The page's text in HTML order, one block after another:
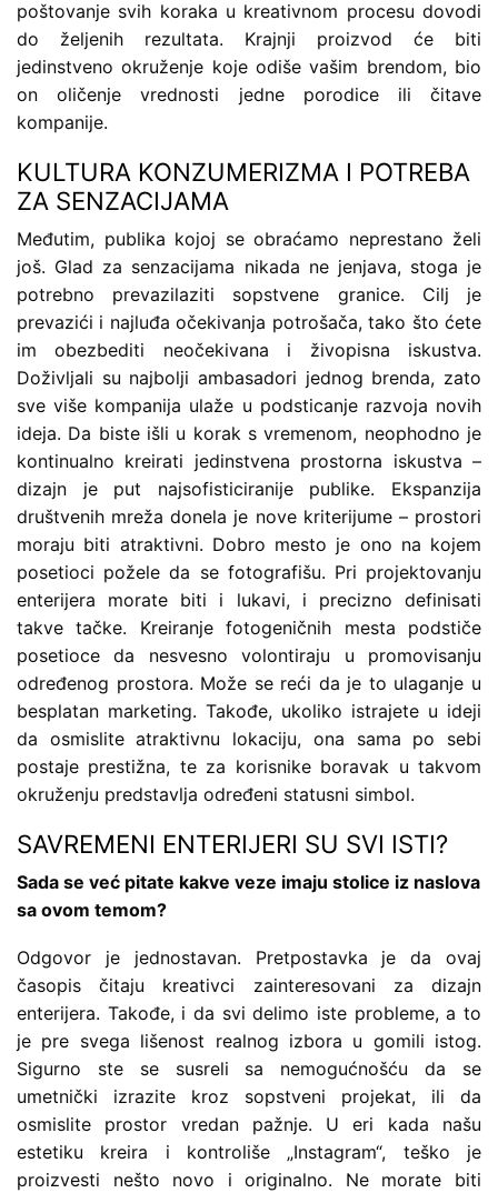
poštovanje svih koraka u kreativnom procesu dovodi
do željenih rezultata. Krajnji proizvod će biti
jedinstveno okruženje koje odiše vašim brendom, bio
on oličenje vrednosti jedne porodice ili čitave
kompanije.
KULTURA KONZUMERIZMA I POTREBA
ZA SENZACIJAMA
Međutim, publika kojoj se obraćamo neprestano želi
još. Glad za senzacijama nikada ne jenjava, stoga je
potrebno prevazilaziti sopstvene granice. Cilj je
prevazići i najluđa očekivanja potrošača, tako što ćete
im obezbediti neočekivana i živopisna iskustva.
Doživljali su najbolji ambasadori jednog brenda, zato
sve više kompanija ulaže u podsticanje razvoja novih
ideja. Da biste išli u korak s vremenom, neophodno je
kontinualno kreirati jedinstvena prostorna iskustva –
dizajn je put najsofisticiranije publike. Ekspanzija
društvenih mreža donela je nove kriterijume – prostori
moraju biti atraktivni. Dobro mesto je ono na kojem
posetioci požele da se fotografišu. Pri projektovanju
enterijera morate biti i lukavi, i precizno definisati
takve tačke. Kreiranje fotogeničnih mesta podstiče
posetioce da nesvesno volontiraju u promovisanju
određenog prostora. Može se reći da je to ulaganje u
besplatan marketing. Takođe, ukoliko istrajete u ideji
da osmislite atraktivnu lokaciju, ona sama po sebi
postaje prestižna, te za korisnike boravak u takvom
okruženju predstavlja određeni statusni simbol.
SAVREMENI ENTERIJERI SU SVI ISTI?
Sada se već pitate kakve veze imaju stolice iz naslova
sa ovom temom?
Odgovor je jednostavan. Pretpostavka je da ovaj
časopis čitaju kreativci zainteresovani za dizajn
enterijera. Takođe, i da svi delimo iste probleme, a to
je pre svega lišenost realnog izbora u gomili istog.
Sigurno ste se susreli sa nemogućnošću da se
umetnički izrazite kroz sopstveni projekat, ili da
osmislite prostor vredan pažnje. U eri kada našu
estetiku kreira i kontroliše „Instagram“, teško je
proizvesti nešto novo i originalno. Ne morate biti